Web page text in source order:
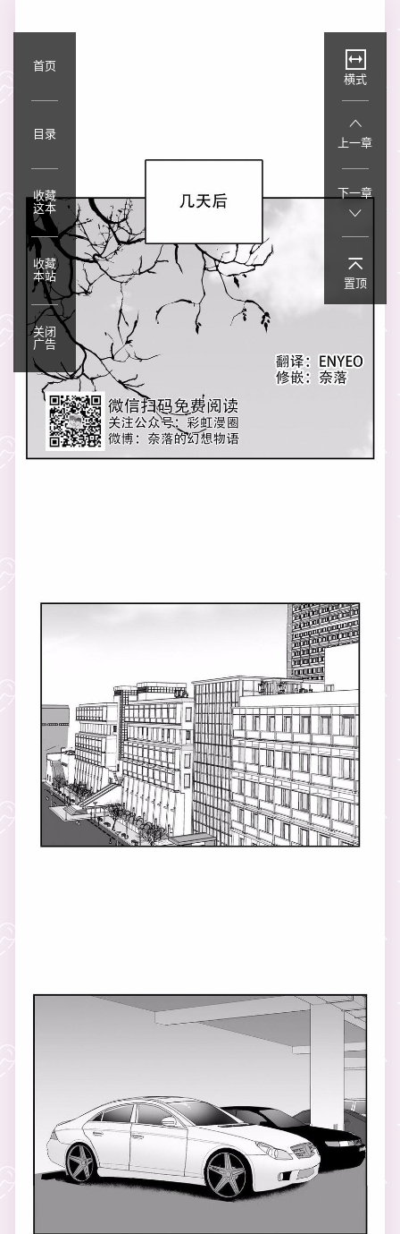
首页
目录
收藏
这本
收藏
本站
关闭
广告
横式
上一章
下一章
置顶